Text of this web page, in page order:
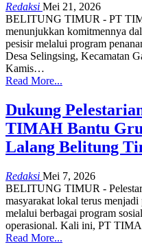
Redaksi Mei 21, 2026
BELITUNG TIMUR - PT
menunjukkan komitmennya
pesisir melalui program
Desa Selingsing, Kecamatan
Kamis…
Read More...
Dukung
TIMAH Bantu
Lalang Belitung
Redaksi Mei 7, 2026
BELITUNG TIMUR -
masyarakat lokal terus
melalui berbagai program
operasional. Kali ini, PT
Read More...